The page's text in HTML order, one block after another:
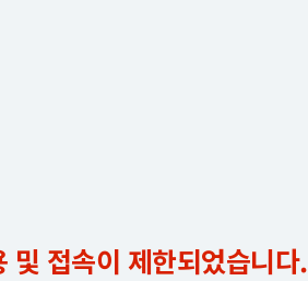
및 접속이 제한되었습니다.